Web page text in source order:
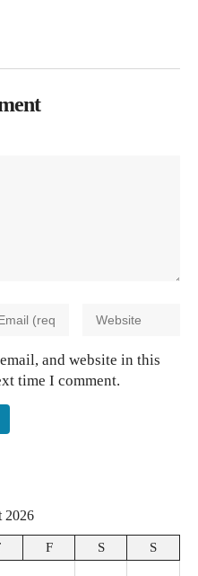
and website in this
time I comment.
2026
F S S